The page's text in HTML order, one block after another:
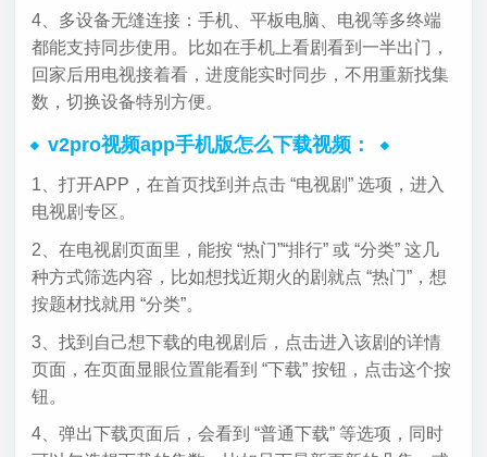
4、多设备无缝连接：手机、平板电脑、电视等多终端
都能支持同步使用。比如在手机上看剧看到一半出门，
回家后用电视接着看，进度能实时同步，不用重新找集
数，切换设备特别方便。
v2pro视频app手机版怎么下载视频：
1、打开APP，在首页找到并点击 “电视剧” 选项，进入
电视剧专区。
2、在电视剧页面里，能按 “热门”“排行” 或 “分类” 这几
种方式筛选内容，比如想找近期火的剧就点 “热门”，想
按题材找就用 “分类”。
3、找到自己想下载的电视剧后，点击进入该剧的详情
页面，在页面显眼位置能看到 “下载” 按钮，点击这个按
钮。
4、弹出下载页面后，会看到 “普通下载” 等选项，同时